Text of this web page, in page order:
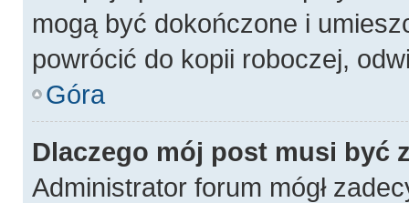
mogą być dokończone i
powrócić do kopii roboczej,
Góra
Dlaczego mój post musi być
Administrator forum mógł